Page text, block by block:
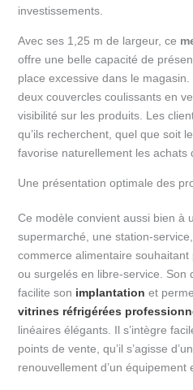
investissements.
Avec ses 1,25 m de largeur, ce
offre une belle capacité de
place excessive dans le
deux couvercles coulissants en
visibilité sur les produits. Les
qu’ils recherchent, quel que soit
favorise naturellement les achats
Une présentation optimale des
Ce modèle convient aussi bien à
supermarché, une station-
commerce alimentaire
ou surgelés en libre-service. Son
facilite son implantation et
vitrines réfrigérées
linéaires élégants. Il s’intègre
points de vente, qu’il s’agisse
renouvellement d’un équipement